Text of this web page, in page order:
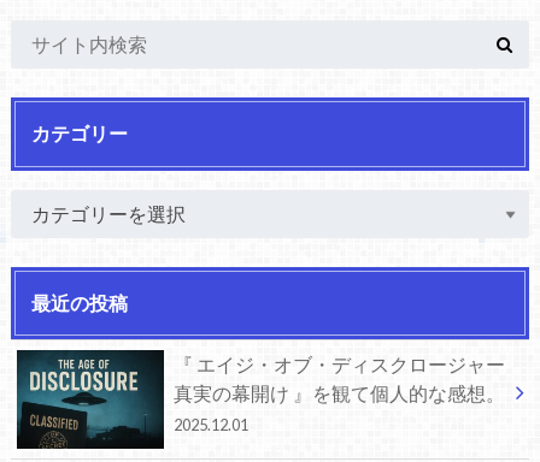
カテゴリー
最近の投稿
『 エイジ・オブ・ディスクロージャー
真実の幕開け 』を観て個人的な感想。
2025.12.01